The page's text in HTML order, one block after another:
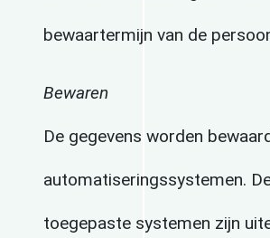
bewaartermijn van de
Bewaren
De gegevens worden
automatiseringssystemen.
toegepaste systemen zijn